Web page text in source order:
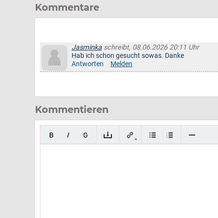
Kommentare
Jasminka schreibt, 08.06.2026 20:11 Uhr
Hab ich schon gesucht sowas. Danke
Antworten
Melden
Kommentieren